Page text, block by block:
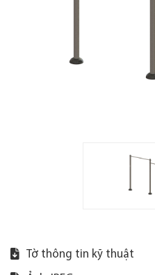
Tờ thông tin kỹ thuật